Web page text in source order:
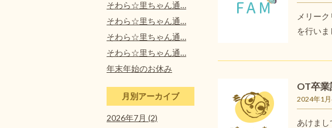
メリー
を行い
OT卒業
2024年1月
あけま
そわら☆里ちゃん通…
そわら☆里ちゃん通…
そわら☆里ちゃん通…
そわら☆里ちゃん通…
年末年始のお休み
月別アーカイブ
2026年7月 (2)